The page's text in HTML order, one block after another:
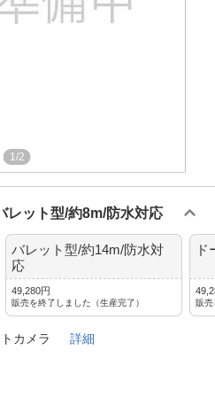
1/2
レット型/約8m/防水対応
バレット型/約14m/防水対
応
49,280円
販売を終了しました（生産完了） 販
トカメラ 詳細